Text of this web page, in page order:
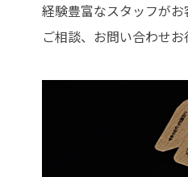
経験豊富なスタッフがお
ご相談、お問い合わせお